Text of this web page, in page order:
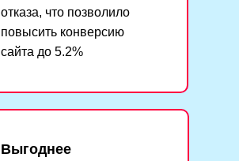
отказа, что позволило
повысить конверсию
сайта до 5.2%
Выгоднее